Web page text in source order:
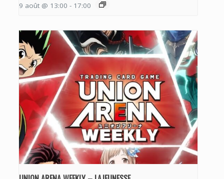
9 août @ 13:00 - 17:00